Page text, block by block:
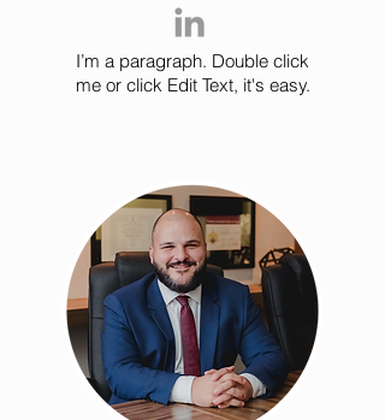
I’m a paragraph. Double click
me or click Edit Text, it's easy.